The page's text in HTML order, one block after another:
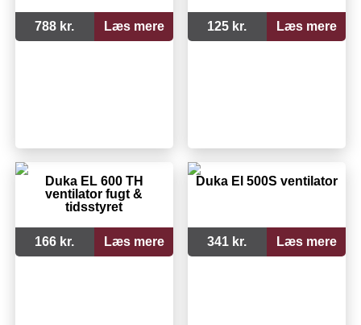
788 kr. Læs mere 125 kr. Læs mere
Duka EL 600 TH
ventilator fugt &
tidsstyret
166 kr. Læs mere
Duka El 500S ventilator
341 kr. Læs mere